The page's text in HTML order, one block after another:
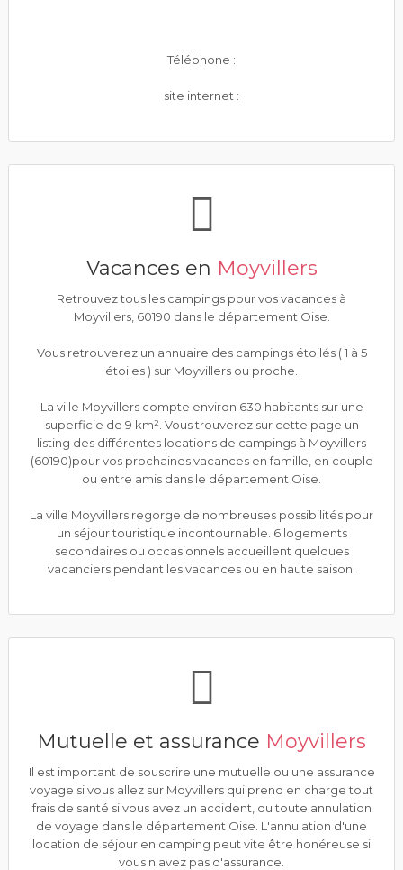
Téléphone :
site internet :
Vacances en Moyvillers
Retrouvez tous les campings pour vos vacances à
Moyvillers, 60190 dans le département Oise.
Vous retrouverez un annuaire des campings étoilés ( 1 à 5
étoiles ) sur Moyvillers ou proche.
La ville Moyvillers compte environ 630 habitants sur une
superficie de 9 km². Vous trouverez sur cette page un
listing des différentes locations de campings à Moyvillers
(60190)pour vos prochaines vacances en famille, en couple
ou entre amis dans le département Oise.
La ville Moyvillers regorge de nombreuses possibilités pour
un séjour touristique incontournable. 6 logements
secondaires ou occasionnels accueillent quelques
vacanciers pendant les vacances ou en haute saison.
Mutuelle et assurance Moyvillers
Il est important de souscrire une mutuelle ou une assurance
voyage si vous allez sur Moyvillers qui prend en charge tout
frais de santé si vous avez un accident, ou toute annulation
de voyage dans le département Oise. L'annulation d'une
location de séjour en camping peut vite être honéreuse si
vous n'avez pas d'assurance.